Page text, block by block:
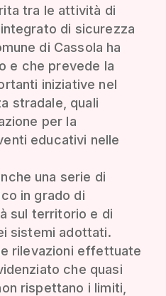
tra le attività di
di sicurezza
di Cassola ha
e che prevede la
iniziative nel
stradale, quali
per la
educativi nelle
una serie di
in grado di
sul territorio e di
sistemi adottati.
rilevazioni effettuate
che quasi
rispettano i limiti,